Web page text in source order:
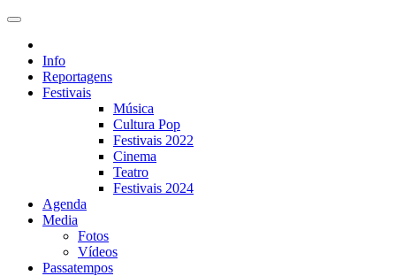
Info
Reportagens
Festivais
Música
Cultura Pop
Festivais 2022
Cinema
Teatro
Festivais 2024
Agenda
Media
Fotos
Vídeos
Passatempos